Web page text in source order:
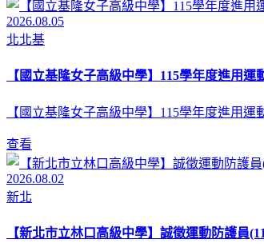
2026.08.05
北北基
【國立基隆女子高級中學】115學年度進用
【國立基隆女子高級中學】115學年度進用
查看
2026.08.02
新北
【新北市立林口高級中學】誠徵運動防護員